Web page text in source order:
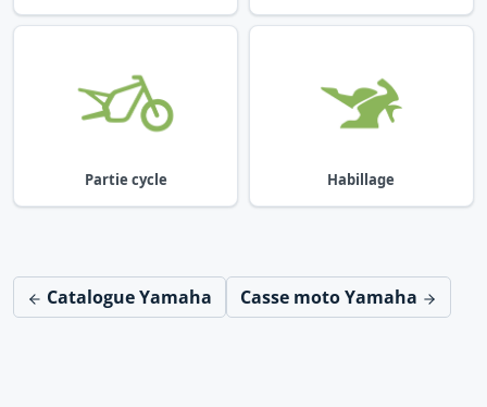
Partie cycle Habillage
Catalogue Yamaha Casse moto Yamaha